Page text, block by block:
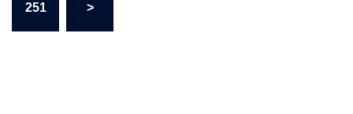
ペ
ー
251 >